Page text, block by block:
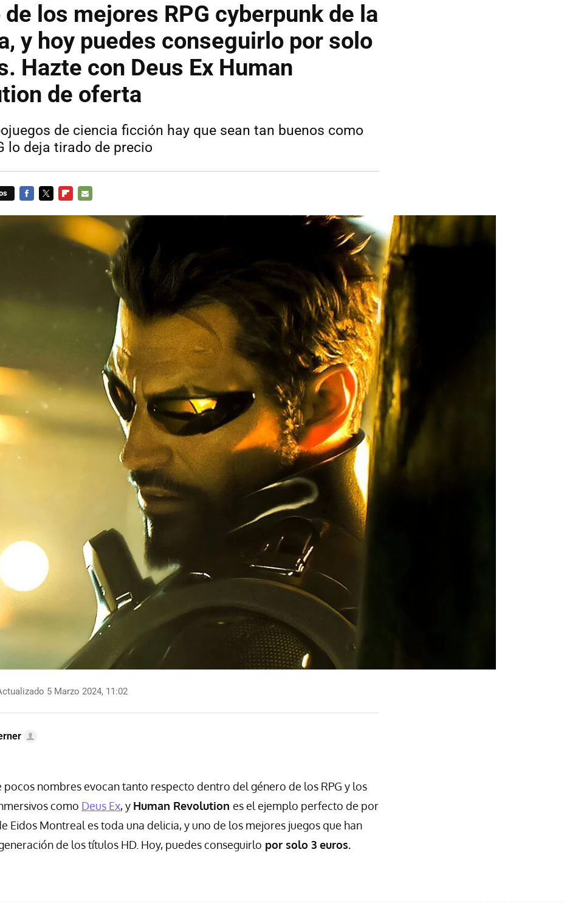
de los mejores RPG cyberpunk de la
y hoy puedes conseguirlo por solo
Hazte con Deus Ex Human
de oferta
de ciencia ficción hay que sean tan buenos como
lo deja tirado de precio
MAIL
5 Marzo 2024, 11:02
pocos nombres evocan tanto respecto dentro del género de los RPG y los
como Deus Ex, y Human Revolution es el ejemplo perfecto de por
Eidos Montreal es toda una delicia, y uno de los mejores juegos que han
de los títulos HD. Hoy, puedes conseguirlo por solo 3 euros.